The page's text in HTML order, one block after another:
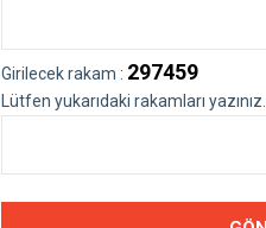
Girilecek rakam : 297459
Lütfen yukarıdaki rakamları yazınız.